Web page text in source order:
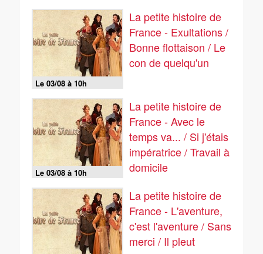
Le 03/08 à 10h
La petite histoire de
France - Exultations /
Bonne flottaison / Le
con de quelqu'un
Le 03/08 à 10h
La petite histoire de
France - Avec le
temps va... / Si j'étais
impératrice / Travail à
domicile
La petite histoire de
France - L'aventure,
c'est l'aventure / Sans
merci / Il pleut